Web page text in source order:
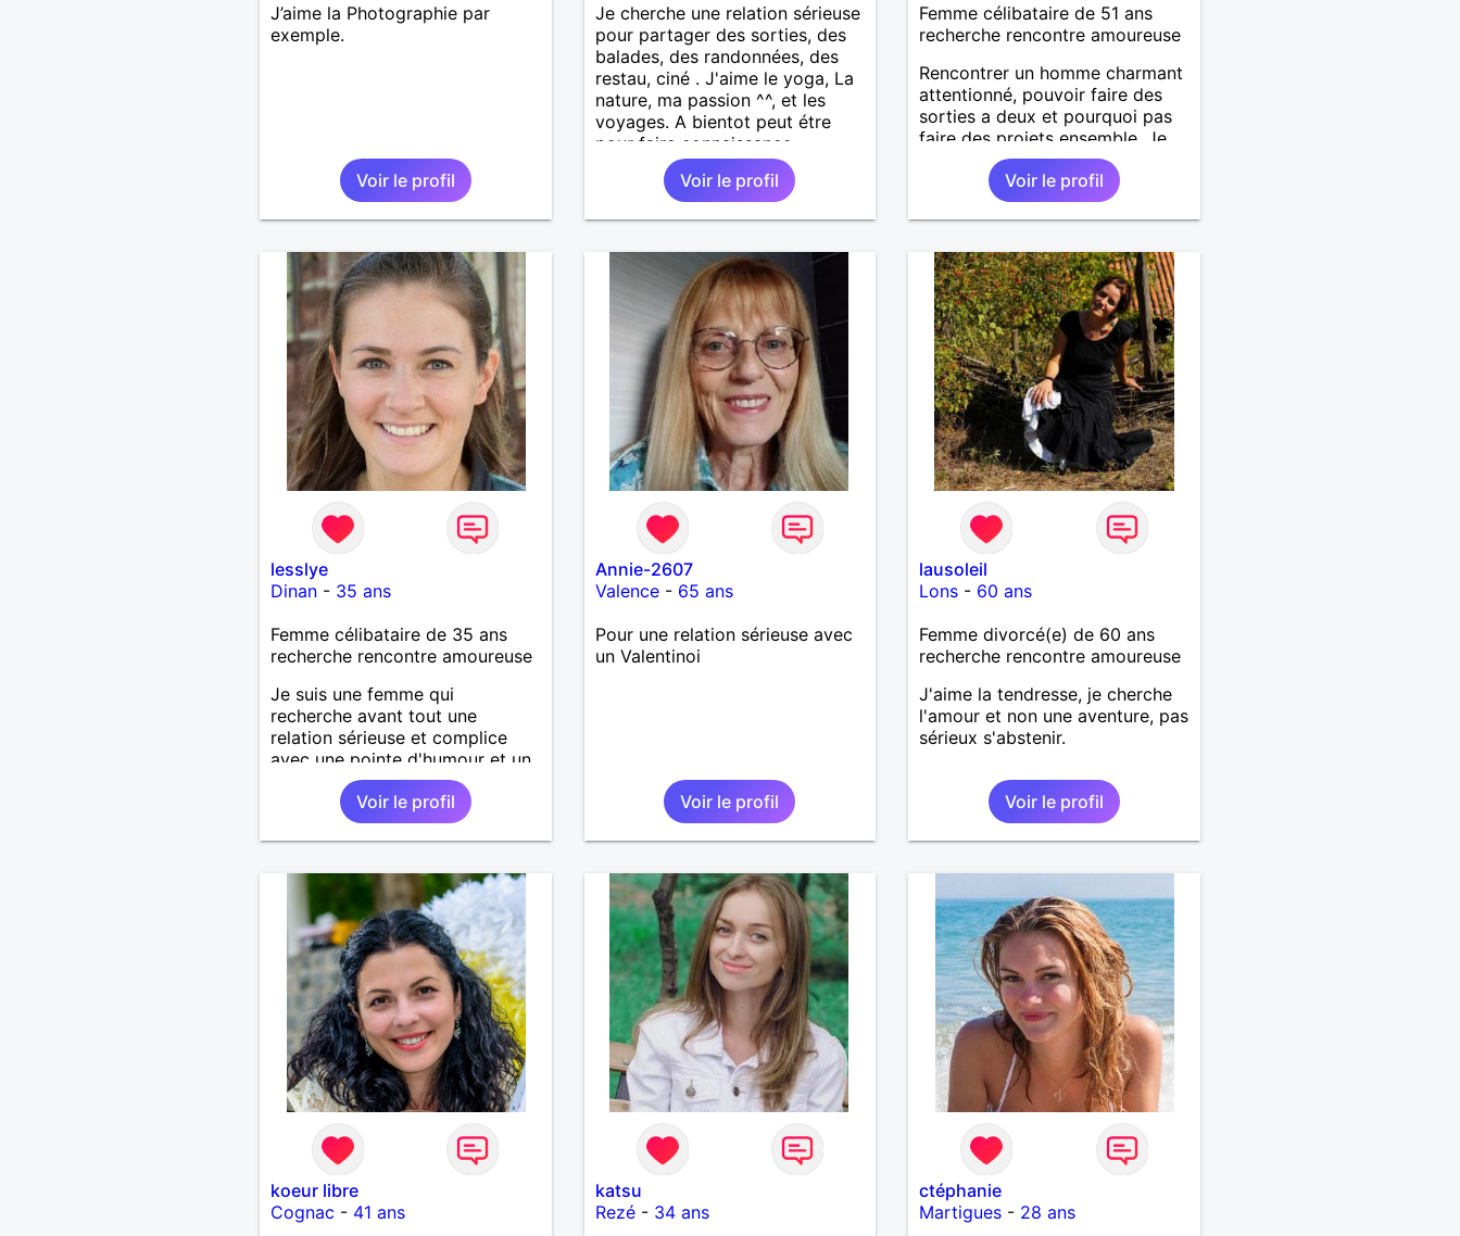
J’aime la Photographie par
exemple.
Voir le profil
Je cherche une relation sérieuse
pour partager des sorties, des
balades, des randonnées, des
restau, ciné . J'aime le yoga, La
nature, ma passion ^^, et les
voyages. A bientot peut étre
pour faire connaissance
Voir le profil
Femme célibataire de 51 ans
recherche rencontre amoureuse
Rencontrer un homme charmant
attentionné, pouvoir faire des
sorties a deux et pourquoi pas
faire des projets ensemble. Je
fait un peu de fitness, balade,
shoping et autre.Voir le profil
lesslye
Dinan- 35 ans
Femme célibataire de 35 ans
recherche rencontre amoureuse
Je suis une femme qui
recherche avant tout une
relation sérieuse et complice
avec une pointe d'humour et un
brin de folie.
Voir le profil
Annie-2607
Valence- 65 ans
Pour une relation sérieuse avec
un Valentinoi
Voir le profil
lausoleil
Lons - 60 ans
Femme divorcé(e) de 60 ans
recherche rencontre amoureuse
J'aime la tendresse, je cherche
l'amour et non une aventure, pas
sérieux s'abstenir.
Voir le profil
koeur libre
Cognac - 41 ans
katsu
Rezé- 34 ans
ctéphanie
Martigues - 28 ans